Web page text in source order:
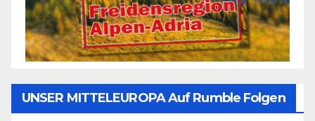
UNSER MITTELEUROPA Auf Rumble Folgen